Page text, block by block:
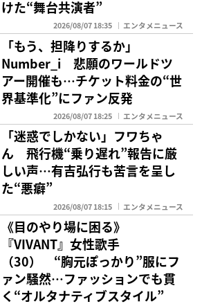
けた“舞台共演者”
2026/08/07 18:35 エンタメニュース
「もう、担降りするか」
Number_i 悲願のワールドツ
アー開催も…チケット料金の“世
界基準化”にファン反発
2026/08/07 18:25 エンタメニュース
「迷惑でしかない」フワちゃ
ん 飛行機“乗り遅れ”報告に厳
しい声…有吉弘行も苦言を呈し
た“悪癖”
2026/08/07 18:15 エンタメニュース
《目のやり場に困る》
『VIVANT』女性歌手
（30） “胸元ぽっかり”服にフ
ァン騒然…ファッションでも貫
く“オルタナティブスタイル”